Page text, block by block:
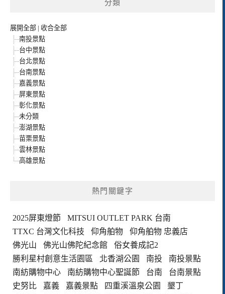
分類
展開全部 | 收合全部
南投景點
台中景點
台北景點
台南景點
嘉義景點
屏東景點
彰化景點
未分類
澎湖景點
苗栗景點
雲林景點
高雄景點
熱門關鍵字
2025屏東燈節
MITSUI OUTLET PARK 台南
TTXC 台灣文化科技
仰角舶物
仰角舶物 忠義店
佛光山
佛光山佛陀紀念館
俗女養成記2
勝利星村創意生活園區
北香湖公園 南投
南投景點
南紡購物中心
南紡購物中心聖誕節 台南
台南景點
史努比
嘉義 嘉義景點 四重溪溫泉公園
墾丁